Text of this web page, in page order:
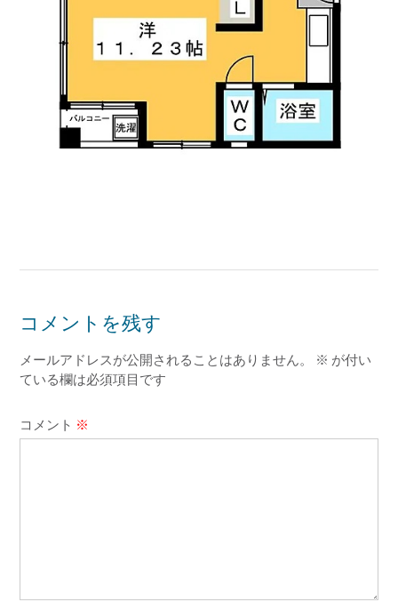
コメントを残す
メールアドレスが公開されることはありません。 ※ が付い
ている欄は必須項目です
コメント ※